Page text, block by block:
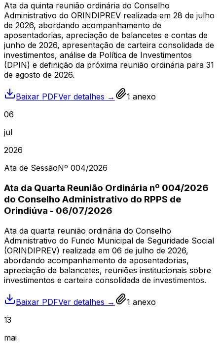
Ata da quinta reunião ordinária do Conselho
Administrativo do ORINDIPREV realizada em 28 de julho
de 2026, abordando acompanhamento de
aposentadorias, apreciação de balancetes e contas de
junho de 2026, apresentação de carteira consolidada de
investimentos, análise da Política de Investimentos
(DPIN) e definição da próxima reunião ordinária para 31
de agosto de 2026.
Baixar PDFVer detalhes → 1 anexo
06
jul
2026
Ata de SessãoNº 004/2026
Ata da Quarta Reunião Ordinária nº 004/2026
do Conselho Administrativo do RPPS de
Orindiúva - 06/07/2026
Ata da quarta reunião ordinária do Conselho
Administrativo do Fundo Municipal de Seguridade Social
(ORINDIPREV) realizada em 06 de julho de 2026,
abordando acompanhamento de aposentadorias,
apreciação de balancetes, reuniões institucionais sobre
investimentos e carteira consolidada de investimentos.
Baixar PDFVer detalhes → 1 anexo
13
mai